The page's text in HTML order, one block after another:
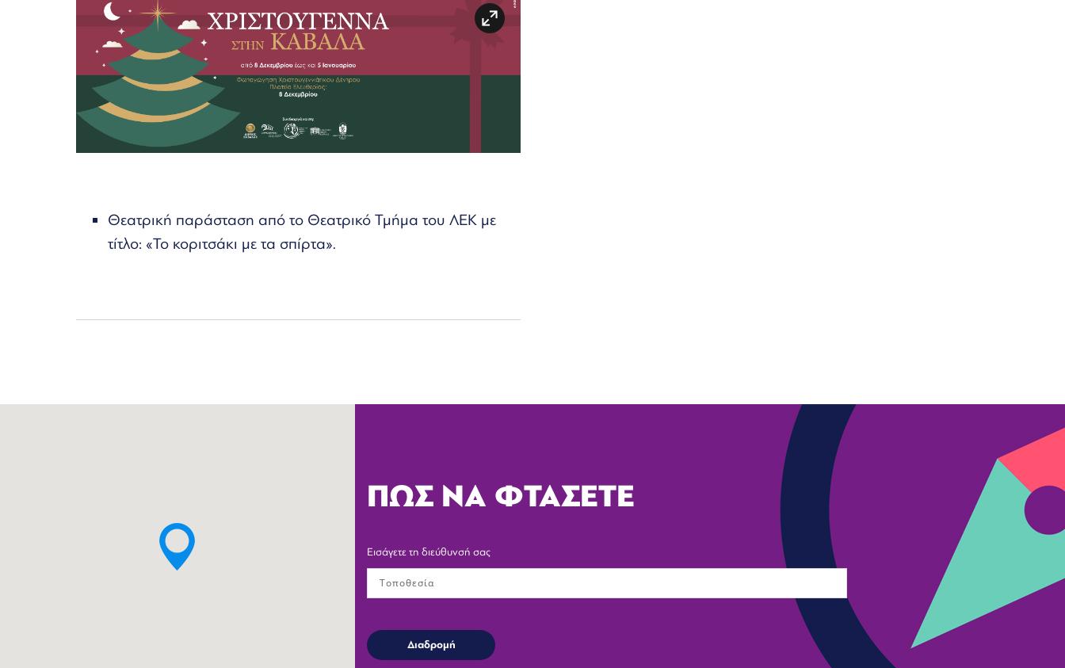
Θεατρική παράσταση από το Θεατρικό Τμήμα του ΛΕΚ με
τίτλο: «Το κοριτσάκι με τα σπίρτα».
ΠΩΣ ΝΑ ΦΤΑΣΕΤΕ
Εισάγετε τη διεύθυνσή σας